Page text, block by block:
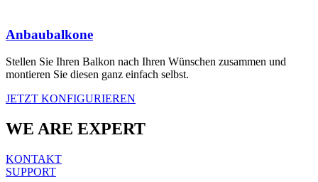
Anbaubalkone
Stellen Sie Ihren Balkon nach Ihren Wünschen zusammen und
montieren Sie diesen ganz einfach selbst.
JETZT KONFIGURIEREN
WE ARE EXPERT
KONTAKT
SUPPORT